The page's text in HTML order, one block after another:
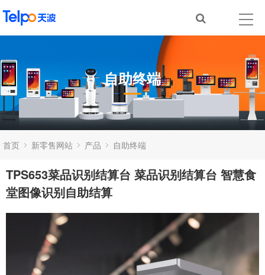
自助终端
首页 新零售网站 产品 自助终端
TPS653菜品识别结算台 菜品识别结算台 智慧食
堂图像识别自助结算